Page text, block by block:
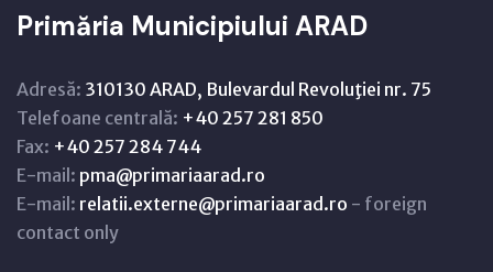
Primăria Municipiului ARAD
Adresă: 310130 ARAD, Bulevardul Revoluţiei nr. 75
Telefoane centrală: +40 257 281 850
Fax: +40 257 284 744
E-mail: pma@primariaarad.ro
E-mail: relatii.externe@primariaarad.ro - foreign
contact only